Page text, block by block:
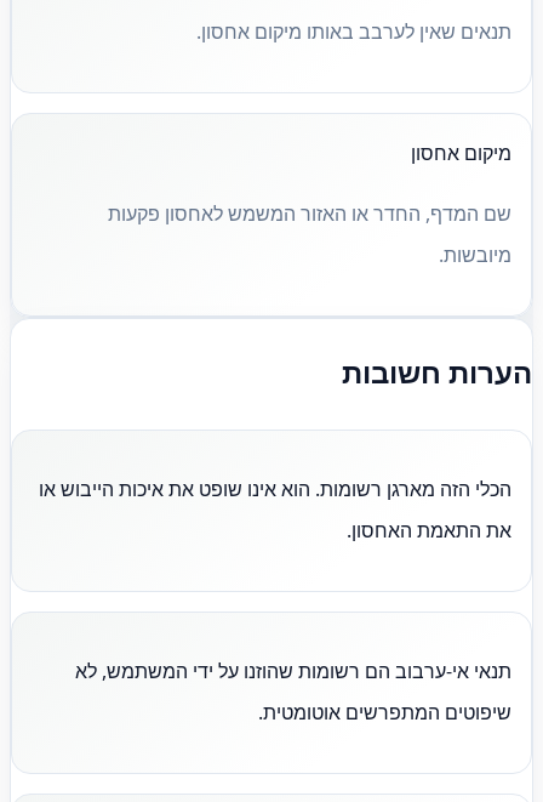
תנאים שאין לערבב באותו מיקום אחסון.
מיקום אחסון
שם המדף, החדר או האזור המשמש לאחסון פקעות
מיובשות.
הערות חשובות
הכלי הזה מארגן רשומות. הוא אינו שופט את איכות הייבוש או
את התאמת האחסון.
תנאי אי-ערבוב הם רשומות שהוזנו על ידי המשתמש, לא
שיפוטים המתפרשים אוטומטית.